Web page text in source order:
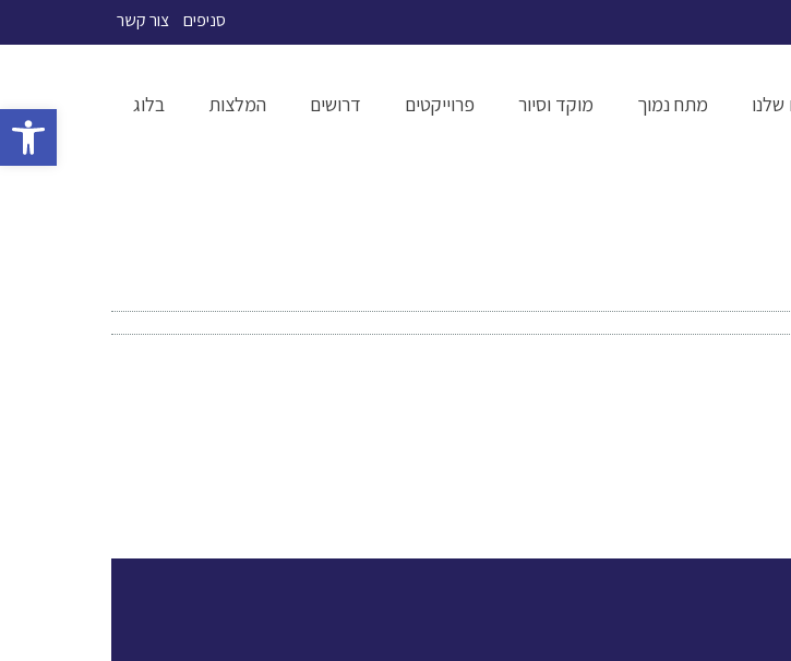
פתח
סניפים צור קשר
שלנו מתח נמוך מוקד וסיור פרוייקטים דרושים המלצות בלוג